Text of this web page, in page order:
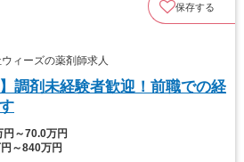
保存する
ィーズの薬剤師求人
調剤未経験者歓迎！前職での経
円～70.0万円
～840万円